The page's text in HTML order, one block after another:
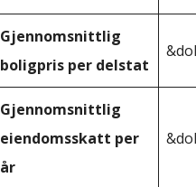
Gjennomsnittlig
boligpris per delstat
Gjennomsnittlig
eiendomsskatt per
år